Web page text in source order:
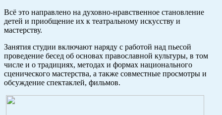
Всё это направлено на духовно-нравственное становление
детей и приобщение их к театральному искусству и
мастерству.
Занятия студии включают наряду с работой над пьесой
проведение бесед об основах православной культуры, в том
числе и о традициях, методах и формах национального
сценического мастерства, а также совместные просмотры и
обсуждение спектаклей, фильмов.